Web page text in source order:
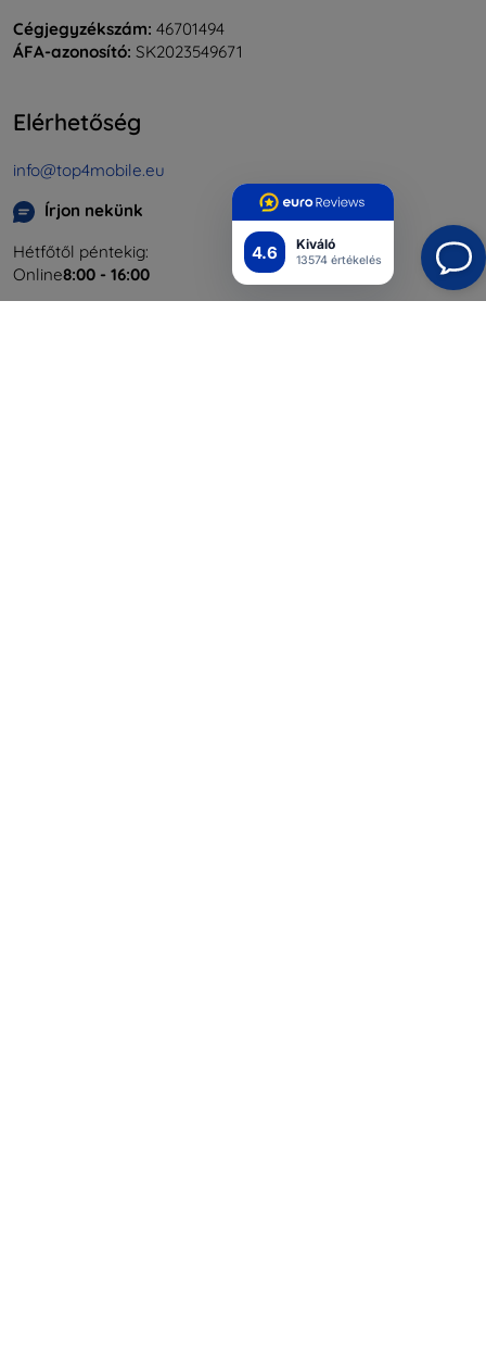
4.6 Kiváló
13574 értékelés
Cégjegyzékszám: 46701494
ÁFA-azonosító: SK2023549671
Elérhetőség
info@top4mobile.eu
Írjon nekünk
Hétfőtől péntekig:
Online8:00 - 16:00